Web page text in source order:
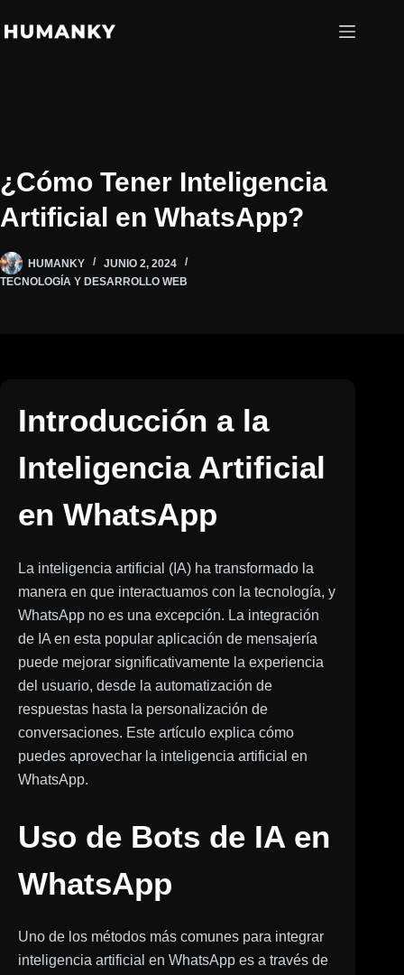
al
¿Cómo Tener Inteligencia
Artificial en WhatsApp?
HUMANKY
JUNIO 2, 2024
TECNOLOGÍA Y DESARROLLO WEB
Introducción a la
Inteligencia Artificial
en WhatsApp
La inteligencia artificial (IA) ha transformado la
manera en que interactuamos con la tecnología, y
WhatsApp no es una excepción. La integración
de IA en esta popular aplicación de mensajería
puede mejorar significativamente la experiencia
del usuario, desde la automatización de
respuestas hasta la personalización de
conversaciones. Este artículo explica cómo
puedes aprovechar la inteligencia artificial en
WhatsApp.
Uso de Bots de IA en
WhatsApp
Uno de los métodos más comunes para integrar
inteligencia artificial en WhatsApp es a través de